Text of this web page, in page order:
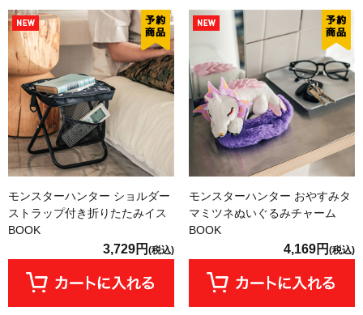
モンスターハンター ショルダー
ストラップ付き折りたたみイス
BOOK
3,729円 (税込)
モンスターハンター おやすみタ
マミツネぬいぐるみチャーム
BOOK
4,169円 (税込)